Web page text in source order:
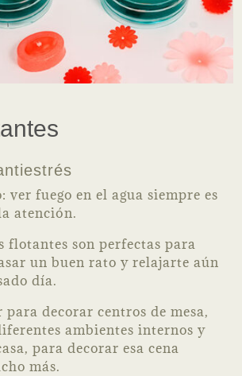
ver fuego en el agua siempre es
atención.
flotantes son perfectas para
un buen rato y relajarte aún
día.
para decorar centros de mesa,
ambientes internos y
para decorar esa cena
más.